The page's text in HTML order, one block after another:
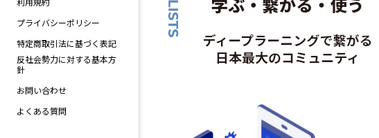
利用規約
プライバシーポリシー
特定商取引法に基づく表記
反社会勢力に対する基本方
針
お問い合わせ
よくある質問